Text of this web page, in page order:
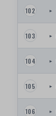
102 ▸
103 ▸
104 ▸
105 ▸
106 ▸